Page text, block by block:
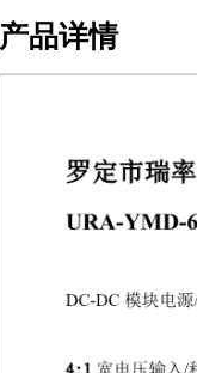
产品详情